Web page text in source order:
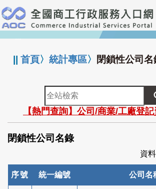
跳
到
主
要
:::
||首頁〉統計專區〉 閉鎖性公司名
全
站
檢
索
【熱門查詢】公司/商業/工廠登
閉鎖性公司名錄
資
序號 統一編號 公司名